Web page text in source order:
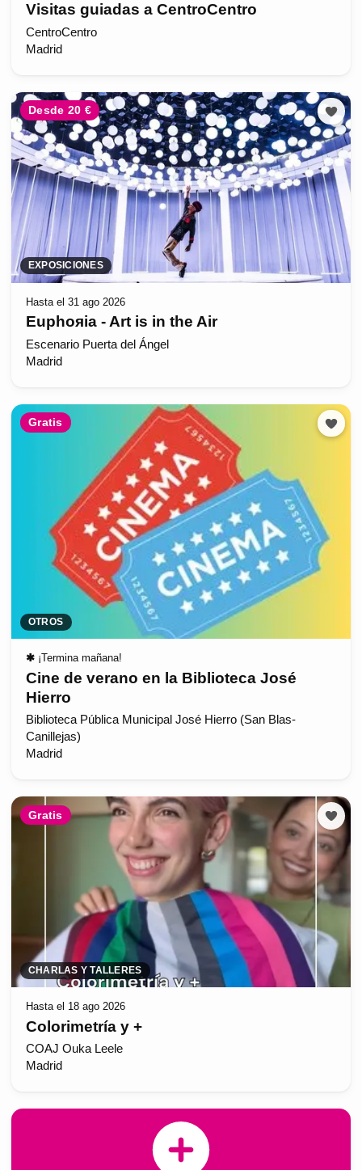
Visitas guiadas a CentroCentro
CentroCentro
Madrid
Desde 20 €
EXPOSICIONES
Hasta el 31 ago 2026
Euphoяia - Art is in the Air
Escenario Puerta del Ángel
Madrid
Gratis
OTROS
✱ ¡Termina mañana!
Cine de verano en la Biblioteca José
Hierro
Biblioteca Pública Municipal José Hierro (San Blas-
Canillejas)
Madrid
Gratis
CHARLAS Y TALLERES
Hasta el 18 ago 2026
Colorimetría y +
COAJ Ouka Leele
Madrid